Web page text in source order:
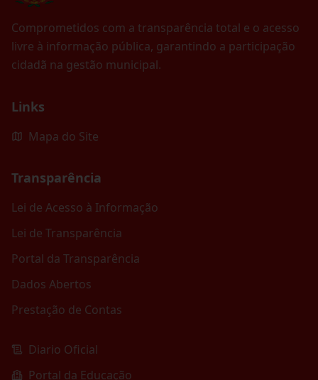
Comprometidos com a transparência total e o acesso
livre à informação pública, garantindo a participação
cidadã na gestão municipal.
Links
Mapa do Site
Transparência
Lei de Acesso à Informação
Lei de Transparência
Portal da Transparência
Dados Abertos
Prestação de Contas
Diario Oficial
Portal da Educação